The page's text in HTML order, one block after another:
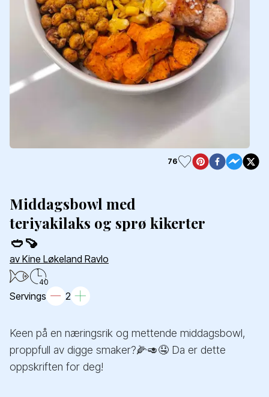
Middagsbowl med
teriyakilaks og sprø kikerter
🥙🍠
av Kine Løkeland Ravlo
40
Servings 2
76
Keen på en næringsrik og mettende middagsbowl,
proppfull av digge smaker?🌽🥑🤤 Da er dette
oppskriften for deg!